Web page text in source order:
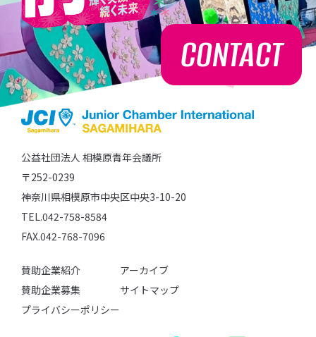
CONTACT
公益社団法人 相模原青年会議所
〒252-0239
神奈川県相模原市中央区中央3-10-20
TEL.042-758-8584
FAX.042-768-7096
賛助企業紹介
賛助企業募集
プライバシーポリシー
アーカイブ
サイトマップ